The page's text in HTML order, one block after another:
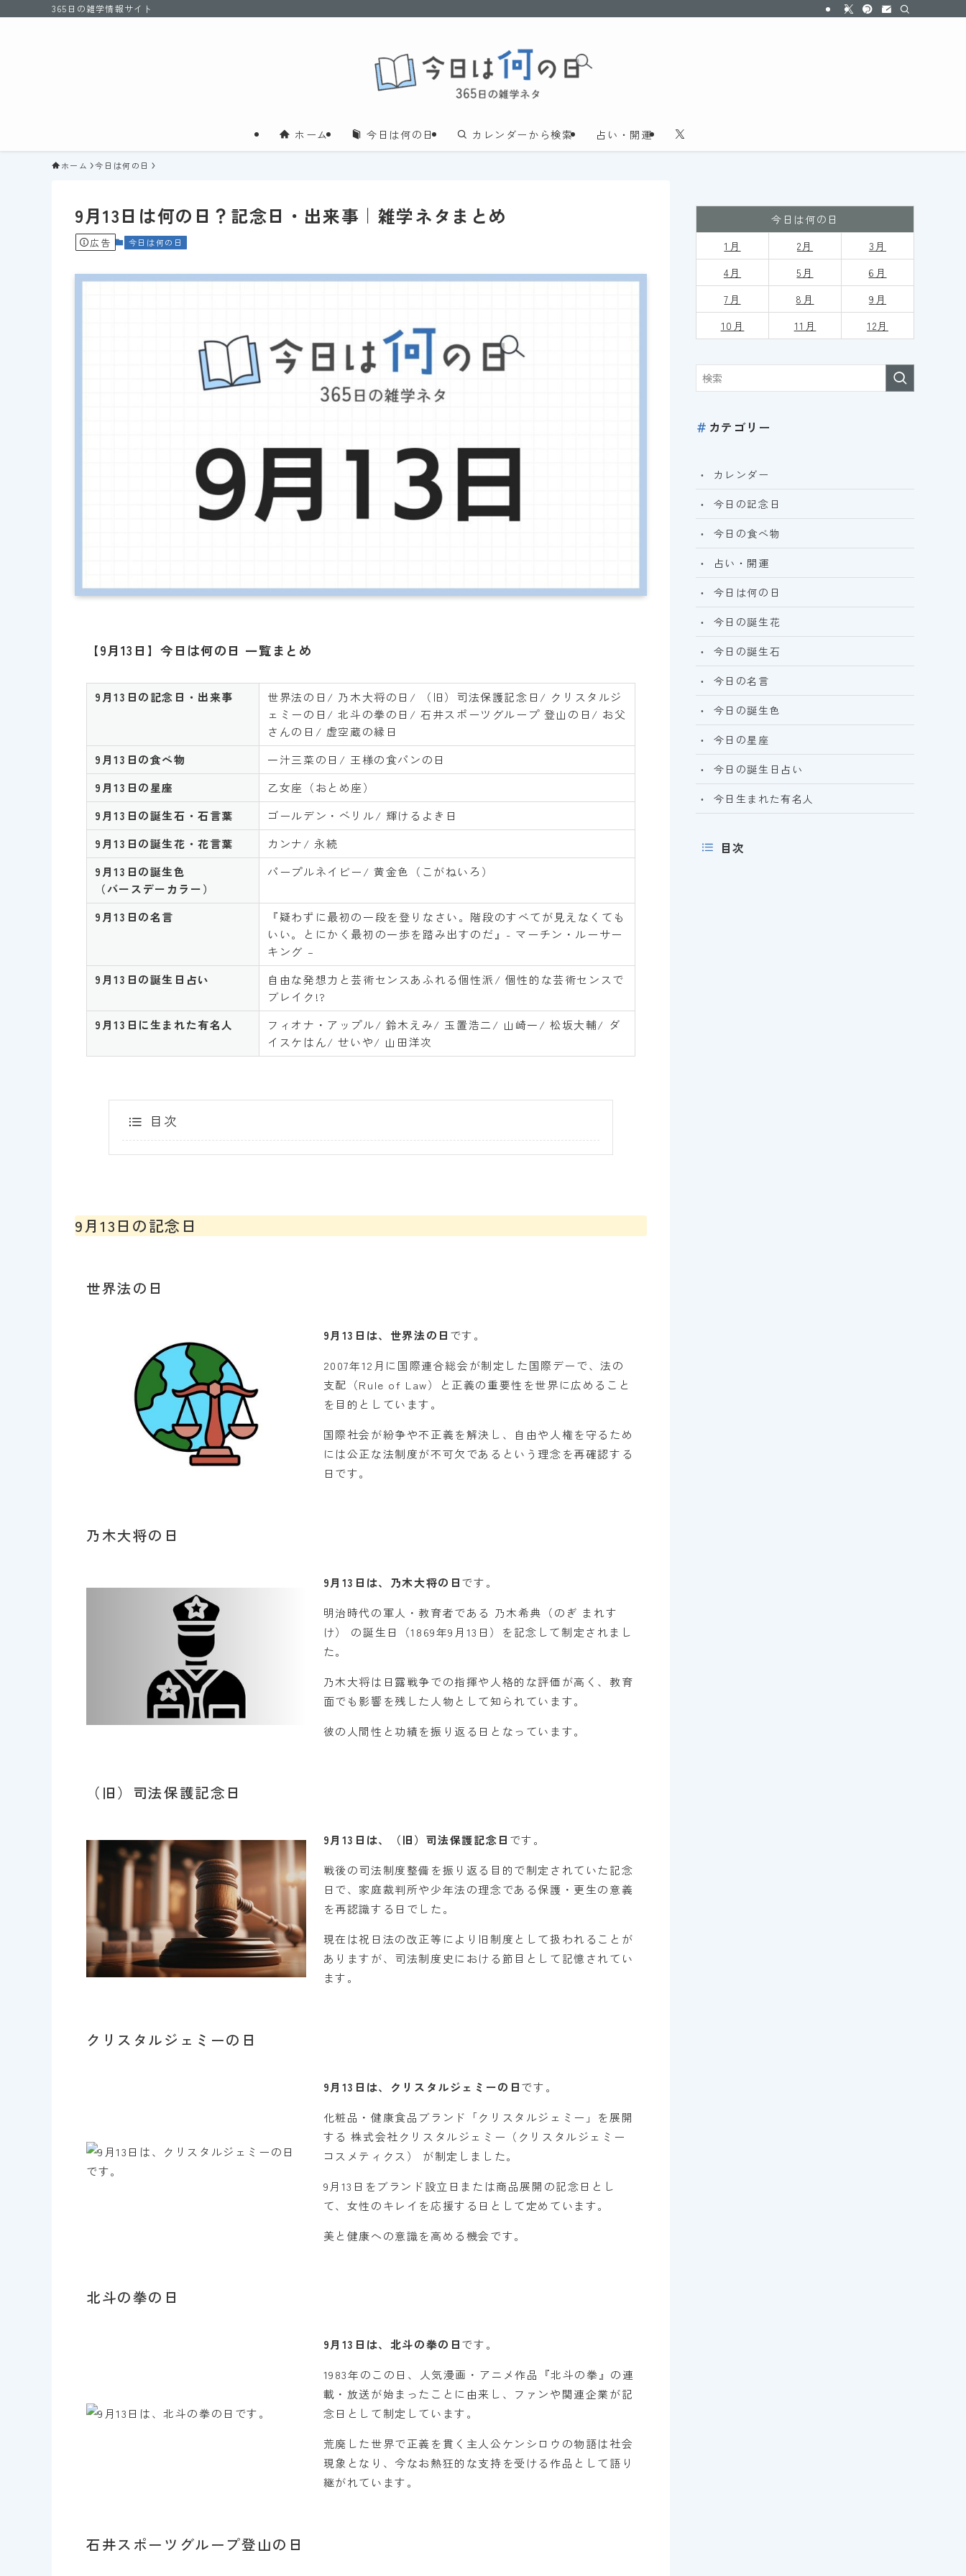
365日の雑学情報サイト
ホーム 今日は何の日 カレンダーから検索 占い・開運
ホーム 今日は何の日
9月13日は何の日？記念日・出来事｜雑学ネタまとめ
広告 今日は何の日
【9月13日】今日は何の日 一覧まとめ
9 月13日の記念日・出来事
世界法の日/ 乃木大将の日/ （旧）司法保護記念日/ クリスタルジ
ェミーの日/ 北斗の拳の日/ 石井スポーツグループ 登山の日/ お父
さんの日/ 虚空蔵の縁日
9月13 日の食べ物
一汁三菜の日/ 王様の食パンの日
9月13 日の星座
乙女座（おとめ座）
9月13 日の誕生石・石言葉
ゴールデン・ベリル/ 輝けるよき日
9月13 日の誕生花・花言葉
カンナ/ 永続
9月13日の誕生色
（バースデーカラー）
パープルネイビー/ 黄金色（こがねいろ）
9月13 日の名言
『疑わずに最初の一段を登りなさい。階段のすべてが見えなくても
いい。とにかく最初の一歩を踏み出すのだ』- マーチン・ルーサー
キング –
9月13日の誕生日占い
自由な発想力と芸術センスあふれる個性派/ 個性的な芸術センスで
ブレイク!?
9月13 日 に生まれた有名人
フィオナ・アップル/ 鈴木えみ/ 玉置浩二/ 山崎一/ 松坂大輔/ ダ
イスケはん/ せいや/ 山田洋次
目次
9月13日の記念日
世界法の日
9月13日は、世界法の日 です。
2007年12月に国際連合総会が制定した国際デーで、法の
支配（Rule of Law）と正義の重要性を世界に広めること
を目的としています。
国際社会が紛争や不正義を解決し、自由や人権を守るため
には公正な法制度が不可欠であるという理念を再確認する
日です。
乃木大将の日
9月13日は、乃木大将の日です。
明治時代の軍人・教育者である 乃木希典（のぎ まれす
け） の誕生日（1869年9月13日）を記念して制定されまし
た。
乃木大将は日露戦争での指揮や人格的な評価が高く、教育
面でも影響を残した人物として知られています。
彼の人間性と功績を振り返る日となっています。
（旧）司法保護記念日
9月13日は、（旧）司法保護記念日 です。
戦後の司法制度整備を振り返る目的で制定されていた記念
日で、家庭裁判所や少年法の理念である保護・更生の意義
を再認識する日でした。
現在は祝日法の改正等により旧制度として扱われることが
ありますが、司法制度史における節目として記憶されてい
ます。
クリスタルジェミーの日
9月13日は、クリスタルジェミーの日です。
化粧品・健康食品ブランド「クリスタルジェミー」を展開
する 株式会社クリスタルジェミー（クリスタルジェミー
コスメティクス） が制定しました。
9月13日をブランド設立日または商品展開の記念日とし
て、女性のキレイを応援する日として定めています。
美と健康への意識を高める機会です。
北斗の拳の日
9月13日は、北斗の拳の日です。
1983年のこの日、人気漫画・アニメ作品『北斗の拳』の連
載・放送が始まったことに由来し、ファンや関連企業が記
念日として制定しています。
荒廃した世界で正義を貫く主人公ケンシロウの物語は社会
現象となり、今なお熱狂的な支持を受ける作品として語り
継がれています。
石井スポーツグループ登山の日
今日は何の日
1月
2月
3月
4月
5月
6月
7月
8月 9 月
10月
11月 12月
＃ カテゴリー
カレンダー
今日の記念日
今日の食べ物
占い・開運
今日は何の日
今日の誕生花
今日の誕生石
今日の名言
今日の誕生色
今日の星座
今日の誕生日占い
今日生まれた有名人
目次